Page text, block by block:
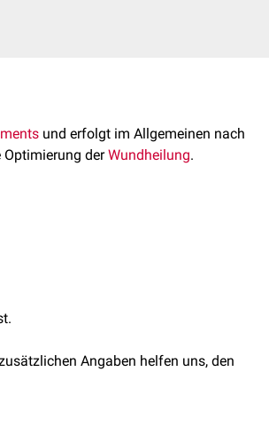
und erfolgt im Allgemeinen nach
Optimierung derWundheilung.
Verfahren sind:
Präparaten.Angaben helfen uns, den